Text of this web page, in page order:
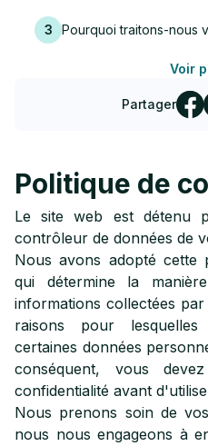
3 Pourquoi traitons-nous
Liens vers d'autres
Divulgation légale :
8 Informations de contact :
Voir
Partager
Politique de
Le site web est détenu
contrôleur de données de
Nous avons adopté cette
qui détermine la
informations collectées par
raisons pour
certaines données
conséquent, vous
confidentialité avant
Nous prenons soin de
nous nous engageons à